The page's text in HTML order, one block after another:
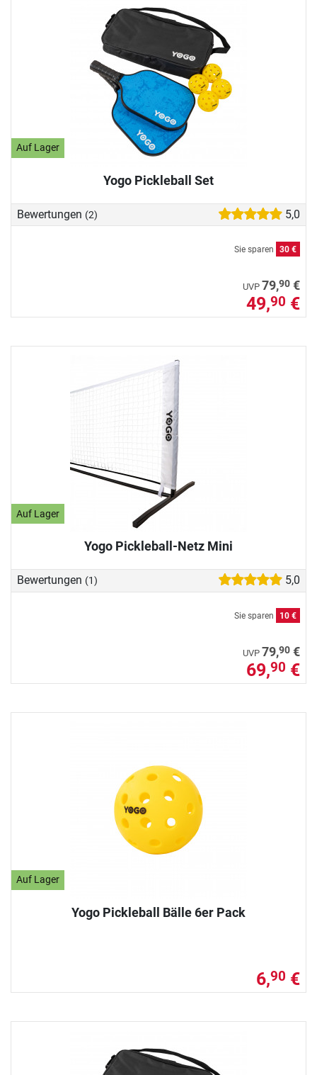
Auf Lager
Yogo Pickleball Set
Bewertungen (2) 5,0
Sie sparen 30 €
UVP 79,90 €
49,90 €
Auf Lager
Yogo Pickleball-Netz Mini
Bewertungen (1) 5,0
Sie sparen 10 €
UVP 79,90 €
69,90 €
Auf Lager
Yogo Pickleball Bälle 6er Pack
6,90 €